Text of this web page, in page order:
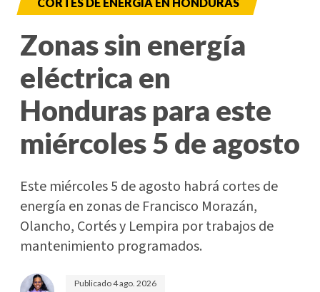
CORTES DE ENERGÍA EN HONDURAS
Zonas sin energía
eléctrica en
Honduras para este
miércoles 5 de agosto
Este miércoles 5 de agosto habrá cortes de
energía en zonas de Francisco Morazán,
Olancho, Cortés y Lempira por trabajos de
mantenimiento programados.
Publicado4 ago. 2026